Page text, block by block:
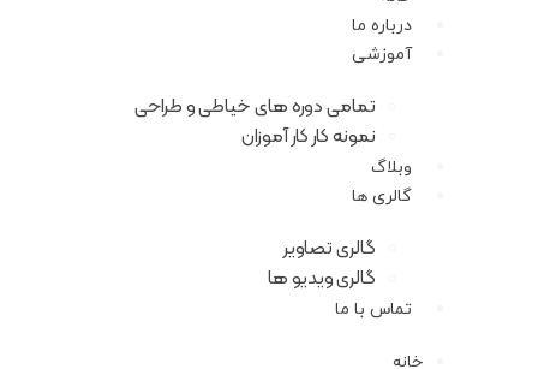
درباره ما
آموزشی
تمامی دوره های خیاطی و طراحی
نمونه کار کار آموزان
وبلاگ
گالری ها
گالری تصاویر
گالری ویدیو ها
تماس با ما
خانه